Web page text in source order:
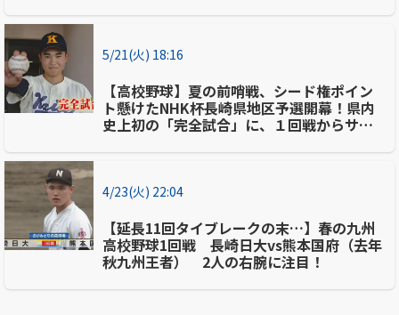
5/21(火) 18:16
【高校野球】夏の前哨戦、シード権ポイン
ト懸けたNHK杯長崎県地区予選開幕！県内
史上初の「完全試合」に、１回戦からサヨ
4/23(火) 22:04
【延長11回タイブレークの末…】春の九州
高校野球1回戦 長崎日大vs熊本国府（去年
秋九州王者） 2人の右腕に注目！